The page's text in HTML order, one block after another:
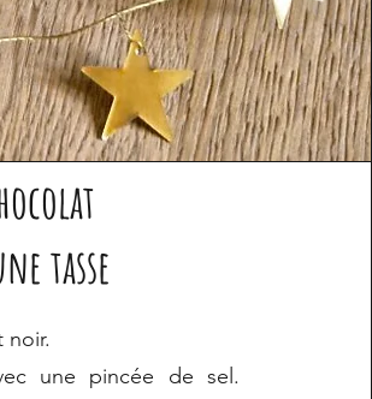
tasse
noir.
une pincée de sel.